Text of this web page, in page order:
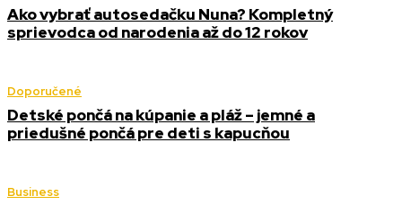
Ako vybrať autosedačku Nuna? Kompletný
sprievodca od narodenia až do 12 rokov
Doporučené
Detské pončá na kúpanie a pláž – jemné a
priedušné pončá pre deti s kapucňou
Business